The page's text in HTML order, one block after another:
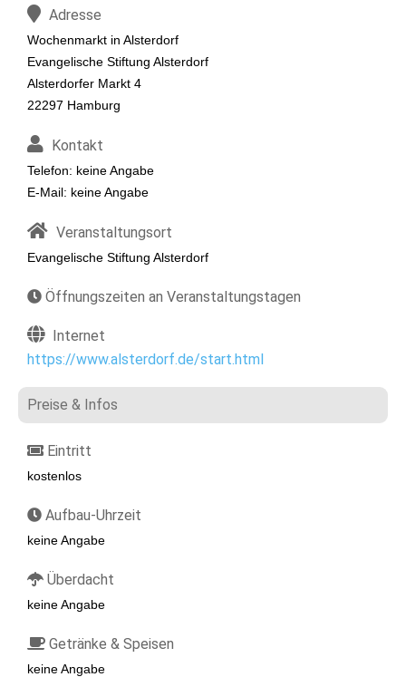
Adresse
Wochenmarkt in Alsterdorf
Evangelische Stiftung Alsterdorf
Alsterdorfer Markt 4
22297 Hamburg
Kontakt
Telefon: keine Angabe
E-Mail: keine Angabe
Veranstaltungsort
Evangelische Stiftung Alsterdorf
Öffnungszeiten an Veranstaltungstagen
Internet
https://www.alsterdorf.de/start.html
Preise & Infos
Eintritt
kostenlos
Aufbau-Uhrzeit
keine Angabe
Überdacht
keine Angabe
Getränke & Speisen
keine Angabe